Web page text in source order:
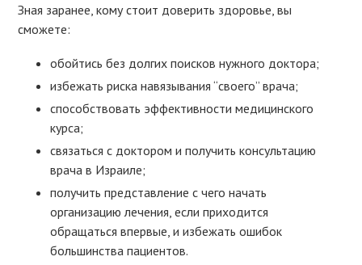
Зная заранее, кому стоит доверить здоровье, вы
сможете:
обойтись без долгих поисков нужного доктора;
избежать риска навязывания “своего” врача;
способствовать эффективности медицинского
курса;
связаться с доктором и получить консультацию
врача в Израиле;
получить представление с чего начать
организацию лечения, если приходится
обращаться впервые, и избежать ошибок
большинства пациентов.